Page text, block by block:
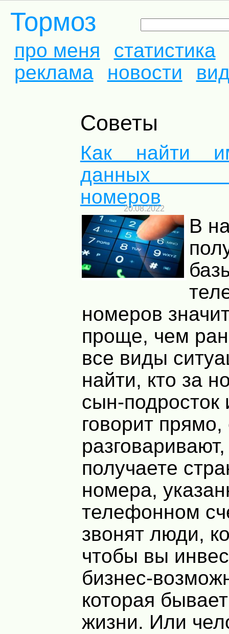
Тормоз
про меня
статистика
реклама
новости
Советы
Как найти
данных
номеров
20.08.2022
В
номеров
проще, чем
все виды
найти, кто за
сын-подросток
говорит
получаете
номера,
телефонном
звонят люди,
чтобы вы
бизнес-
которая
жизни. Или